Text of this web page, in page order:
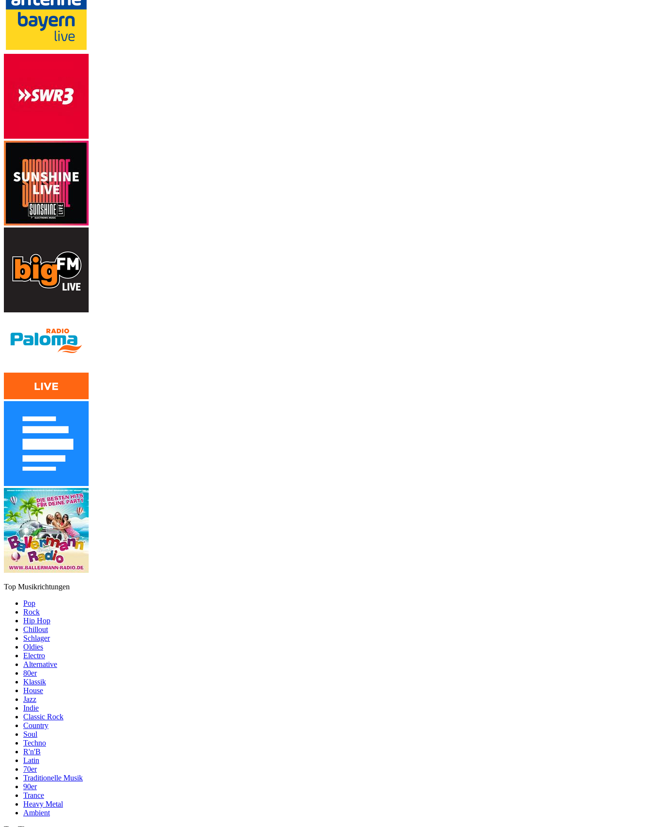
Top Musikrichtungen
Pop
Rock
Hip Hop
Chillout
Schlager
Oldies
Electro
Alternative
80er
Klassik
House
Jazz
Indie
Classic Rock
Country
Soul
Techno
R'n'B
Latin
70er
Traditionelle Musik
90er
Trance
Heavy Metal
Ambient